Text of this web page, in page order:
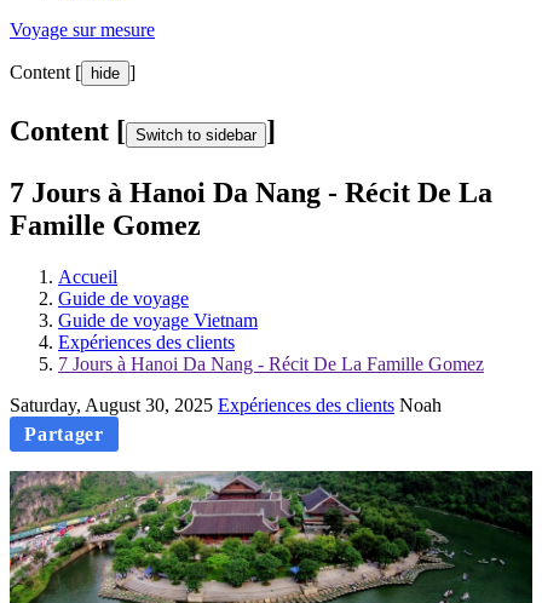
Voyage sur mesure
Content [ hide ]
Content [ Switch to sidebar ]
7 Jours à Hanoi Da Nang - Récit De La
Famille Gomez
Accueil
Guide de voyage
Guide de voyage Vietnam
Expériences des clients
7 Jours à Hanoi Da Nang - Récit De La Famille Gomez
Saturday, August 30, 2025 Expériences des clients Noah
Partager